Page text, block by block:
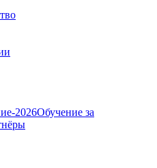
2026Обучение за